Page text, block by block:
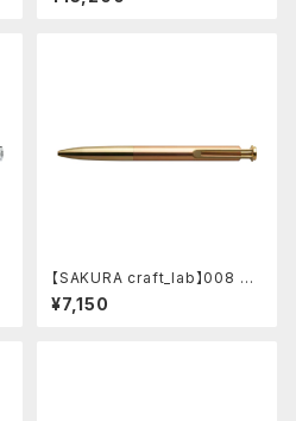
ーン チャコール)
【SAKURA craft_lab】008 ゲ
ルインキボールペン (アシッドピ
ンク)
¥7,150